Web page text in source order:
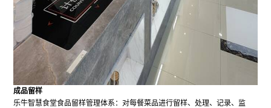
成品留样
乐牛智慧食堂食品留样管理体系：对每餐菜品进行留样、处理、记录、监